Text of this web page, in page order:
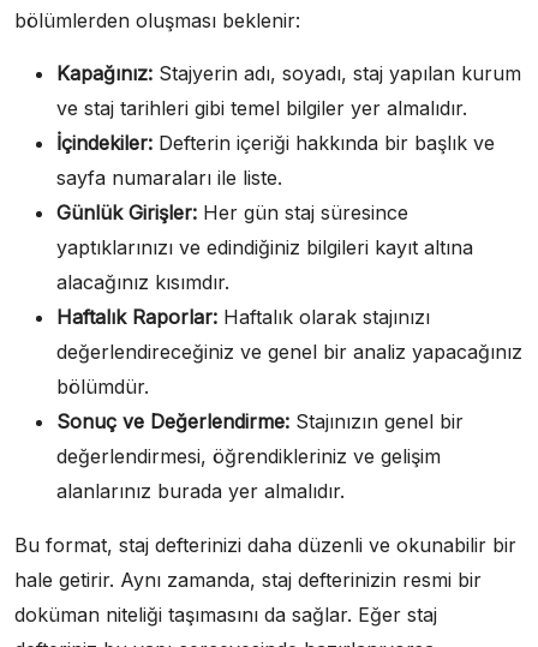
bölümlerden oluşması beklenir:
Kapağınız: Stajyerin adı, soyadı, staj yapılan kurum
ve staj tarihleri gibi temel bilgiler yer almalıdır.
İçindekiler: Defterin içeriği hakkında bir başlık ve
sayfa numaraları ile liste.
Günlük Girişler: Her gün staj süresince
yaptıklarınızı ve edindiğiniz bilgileri kayıt altına
alacağınız kısımdır.
Haftalık Raporlar: Haftalık olarak stajınızı
değerlendireceğiniz ve genel bir analiz yapacağınız
bölümdür.
Sonuç ve Değerlendirme: Stajınızın genel bir
değerlendirmesi, öğrendikleriniz ve gelişim
alanlarınız burada yer almalıdır.
Bu format, staj defterinizi daha düzenli ve okunabilir bir
hale getirir. Aynı zamanda, staj defterinizin resmi bir
doküman niteliği taşımasını da sağlar. Eğer staj